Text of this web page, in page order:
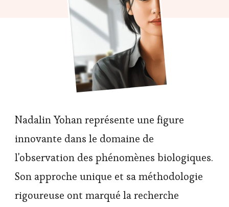
Nadalin Yohan représente une figure
innovante dans le domaine de
l'observation des phénomènes biologiques.
Son approche unique et sa méthodologie
rigoureuse ont marqué la recherche